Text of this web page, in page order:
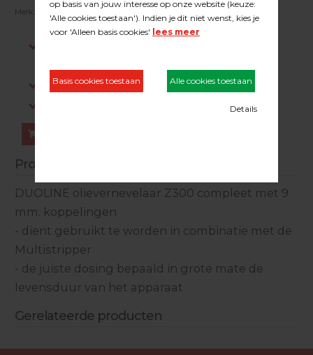
Merk:
Gratis verzending in NL vanaf €200,-
Productinformatie
DUOLINE olievernevelaar Z300 compleet met 9
mm. koppelingen
- dient gebruikt te worden in combinatie met de
Multistripper
- de juiste dosing bepaald in grote mate de
levensduur van het apparaat
Gerelateerde producten